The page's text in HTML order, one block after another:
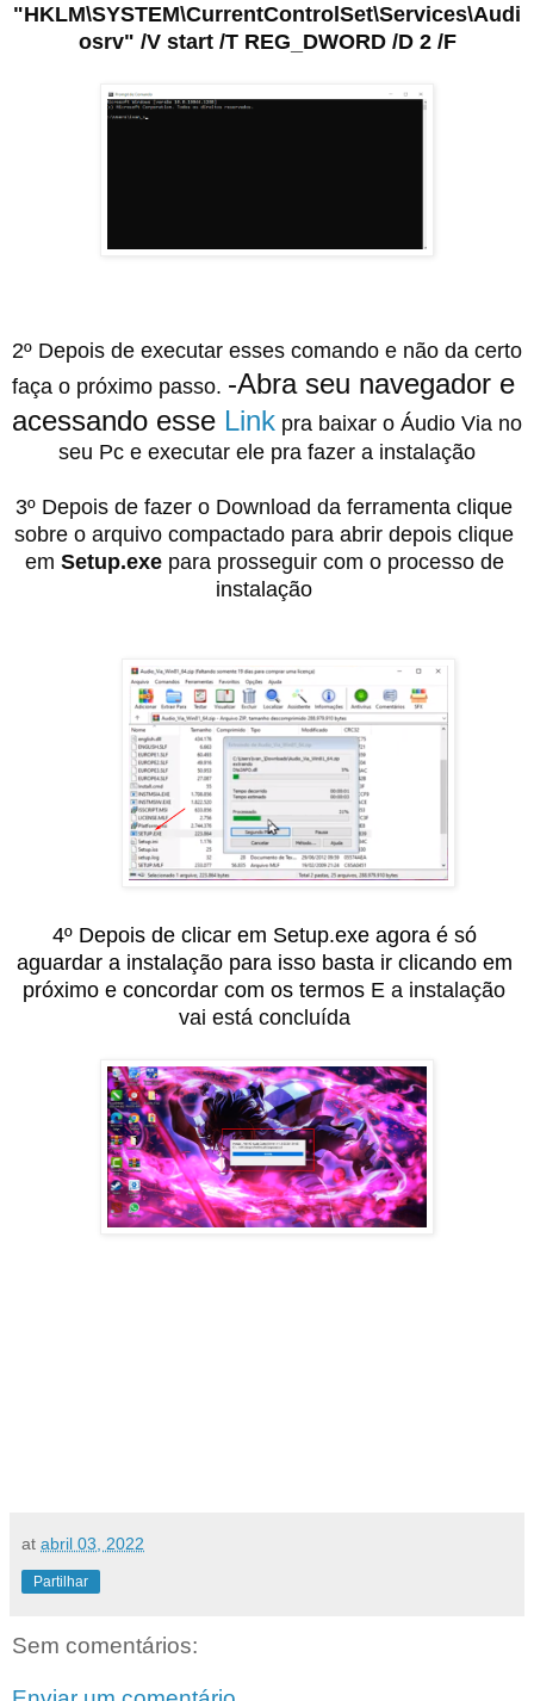
"HKLM\SYSTEM\CurrentControlSet\Services\Audi
osrv" /V start /T REG_DWORD /D 2 /F
2º Depois de executar esses comando e não da certo
faça o próximo passo. -Abra seu navegador e
acessando esse Link pra baixar o Áudio Via no
seu Pc e executar ele pra fazer a instalação
3º Depois de fazer o Download da ferramenta clique
sobre o arquivo compactado para abrir depois clique
em Setup.exe para prosseguir com o processo de
instalação
4º Depois de clicar em Setup.exe agora é só
aguardar a instalação para isso basta ir clicando em
próximo e concordar com os termos E a instalação
vai está concluída
at abril 03, 2022
Partilhar
Sem comentários: